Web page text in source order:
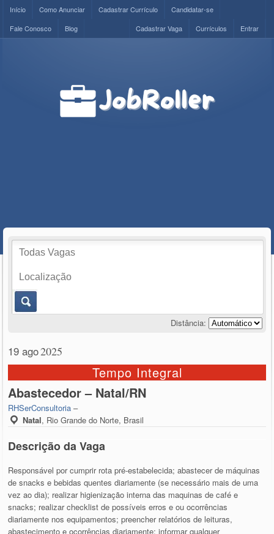
Início Como Anunciar Cadastrar Currículo
Candidatar-se
Fale Conosco
Blog Entrar
Currículos
Cadastrar Vaga
Distância:
19 ago2025
Tempo Integral
Abastecedor – Natal/RN
RHSerConsultoria –
Natal, Rio Grande do Norte, Brasil
Descrição da Vaga
Responsável por cumprir rota pré-estabelecida; abastecer de máquinas
de snacks e bebidas quentes diariamente (se necessário mais de uma
vez ao dia); realizar higienização interna das maquinas de café e
snacks; realizar checklist de possíveis erros e ou ocorrências
diariamente nos equipamentos; preencher relatórios de leituras,
abastecimento e ocorrências diariamente; informar qualquer